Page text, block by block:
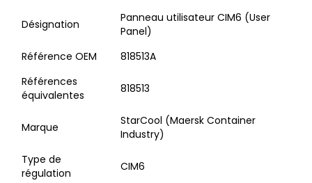
Désignation
Panneau utilisateur CIM6 (User
Panel)
Référence OEM
818513A
Références
équivalentes
818513
Marque
StarCool (Maersk Container
Industry)
Type de
régulation
CIM6